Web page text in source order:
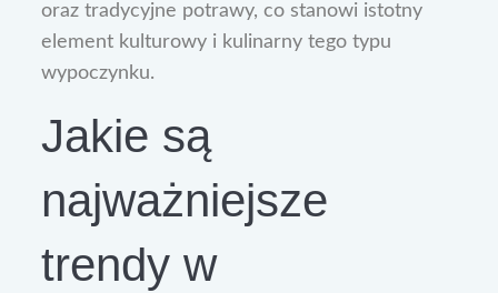
oraz tradycyjne potrawy, co stanowi istotny
element kulturowy i kulinarny tego typu
wypoczynku.
Jakie są
najważniejsze
trendy w